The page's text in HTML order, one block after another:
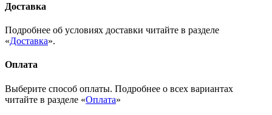
Доставка
Подробнее об условиях доставки читайте в разделе
«Доставка».
Оплата
Выберите способ оплаты. Подробнее о всех вариантах
читайте в разделе «Оплата»